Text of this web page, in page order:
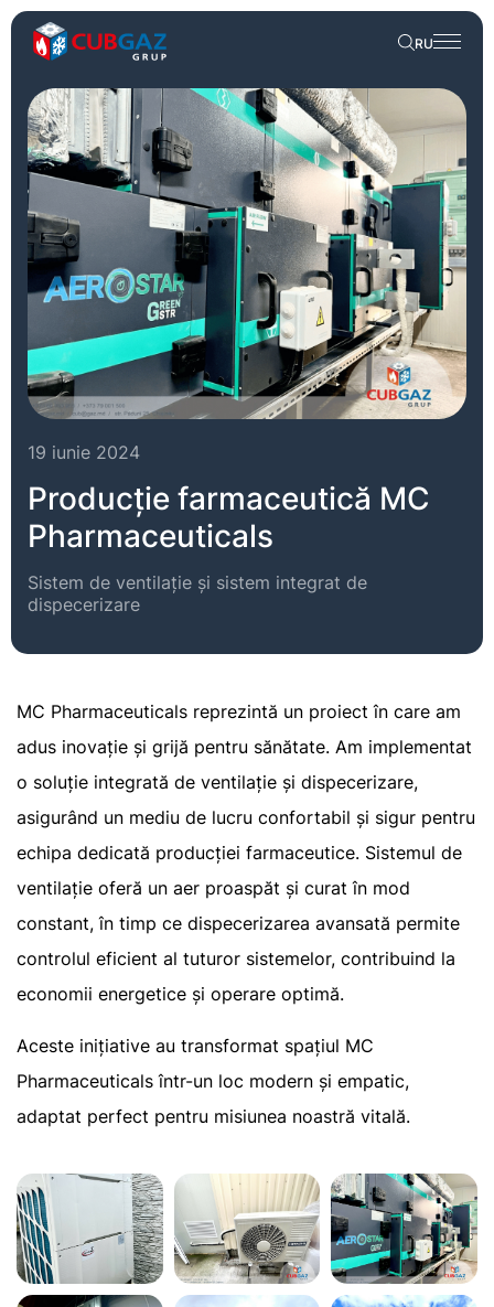
RU
19 iunie 2024
Producție farmaceutică MC
Pharmaceuticals
Sistem de ventilație și sistem integrat de
dispecerizare
MC Pharmaceuticals reprezintă un proiect în care am
adus inovație și grijă pentru sănătate. Am implementat
o soluție integrată de ventilație și dispecerizare,
asigurând un mediu de lucru confortabil și sigur pentru
echipa dedicată producției farmaceutice. Sistemul de
ventilație oferă un aer proaspăt și curat în mod
constant, în timp ce dispecerizarea avansată permite
controlul eficient al tuturor sistemelor, contribuind la
economii energetice și operare optimă.
Aceste inițiative au transformat spațiul MC
Pharmaceuticals într-un loc modern și empatic,
adaptat perfect pentru misiunea noastră vitală.